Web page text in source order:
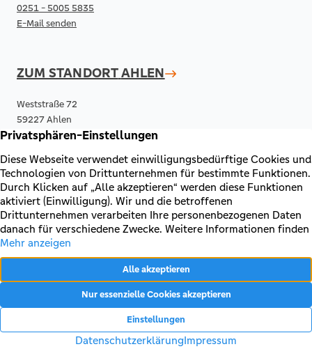
0251 - 5005 5835
E-Mail senden
ZUM STANDORTAHLEN
Weststraße 72
59227 Ahlen
E-Mail senden
ZUM STANDORTHARSEWINKEL
Gütersloher Straße 21
33428 Harsewinkel
05247 - 605 934